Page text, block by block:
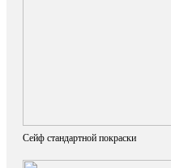
Сейф стандартной покраски